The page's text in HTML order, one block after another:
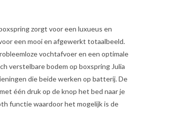
zorgt voor een luxueus en
een mooi en afgewerkt totaalbeeld.
vochtafvoer en een optimale
verstelbare bodem op boxspring Julia
die beide werken op batterij. De
één druk op de knop het bed naar je
functie waardoor het mogelijk is de